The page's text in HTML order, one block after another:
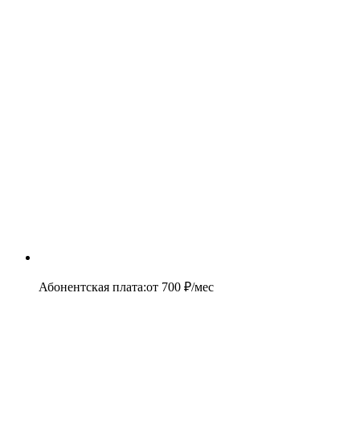
Абонентская плата:от 700 ₽/мес